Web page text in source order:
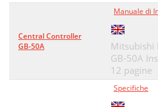
Central Controller
GB-50A
Manuale di
Mitsubishi
GB-50A
12 pagine
Specifiche